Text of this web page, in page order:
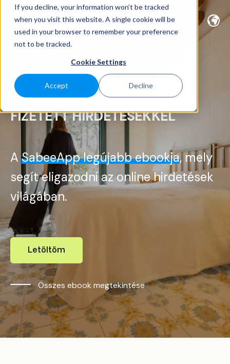
If you decline, your information won’t be tracked
when you visit this website. A single cookie will be
used in your browser to remember your preference
not to be tracked.
Cookie Settings
Accept Decline
TÖBB FOGLALÁS
FIZETETT HIRDETÉSEKKEL
A SabeeApp legújabb ebookja, mely
segít eligazodni az online hirdetések
világában.
Letöltöm
Összes ebook megtekintése